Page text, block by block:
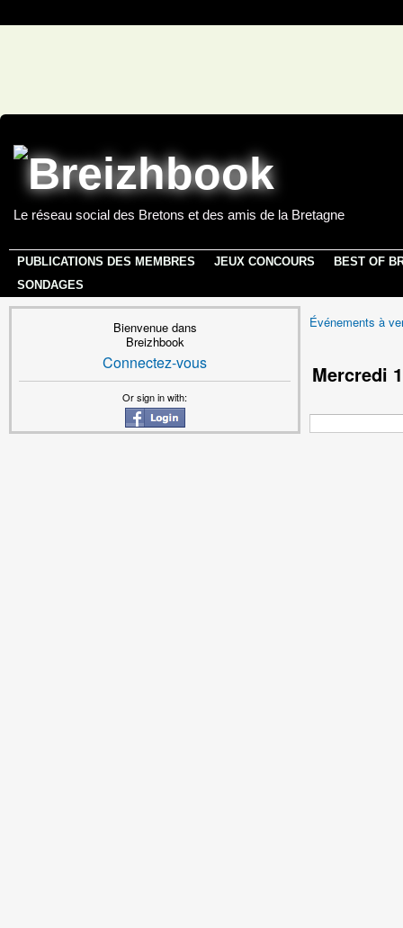
Le réseau social des Bretons et des amis de la Bretagne
PUBLICATIONS DES MEMBRES JEUX CONCOURS
BEST OF
SONDAGES
Bienvenue dans
Breizhbook
Connectez-vous
Or sign in with:
Événements à
Mercredi